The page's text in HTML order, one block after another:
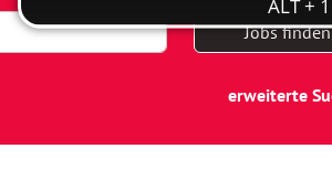
Jobs finden
erweiterte